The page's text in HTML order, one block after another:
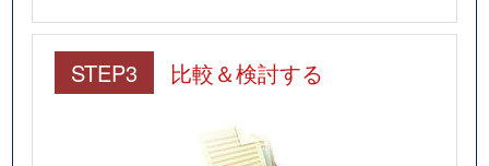
STEP3 比較＆検討する